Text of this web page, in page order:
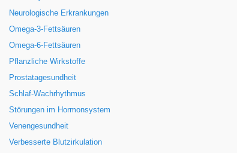
Neurologische Erkrankungen
Omega-3-Fettsäuren
Omega-6-Fettsäuren
Pflanzliche Wirkstoffe
Prostatagesundheit
Schlaf-Wachrhythmus
Störungen im Hormonsystem
Venengesundheit
Verbesserte Blutzirkulation